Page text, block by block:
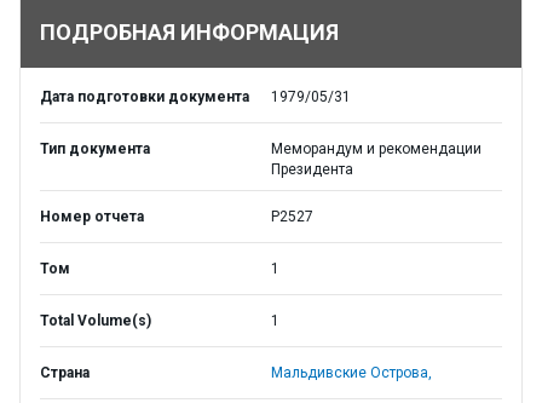
ПОДРОБНАЯ ИНФОРМАЦИЯ
Дата подготовки документа 1979/05/31
Тип документа
Меморандум и рекомендации
Президента
Номер отчета P2527
Том 1
Total Volume(s) 1
Страна Мальдивские Острова,